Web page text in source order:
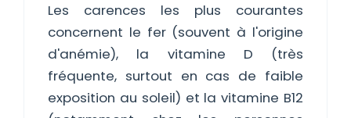
Les carences les plus courantes
concernent le fer (souvent à l'origine
d'anémie), la vitamine D (très
fréquente, surtout en cas de faible
exposition au soleil) et la vitamine B12